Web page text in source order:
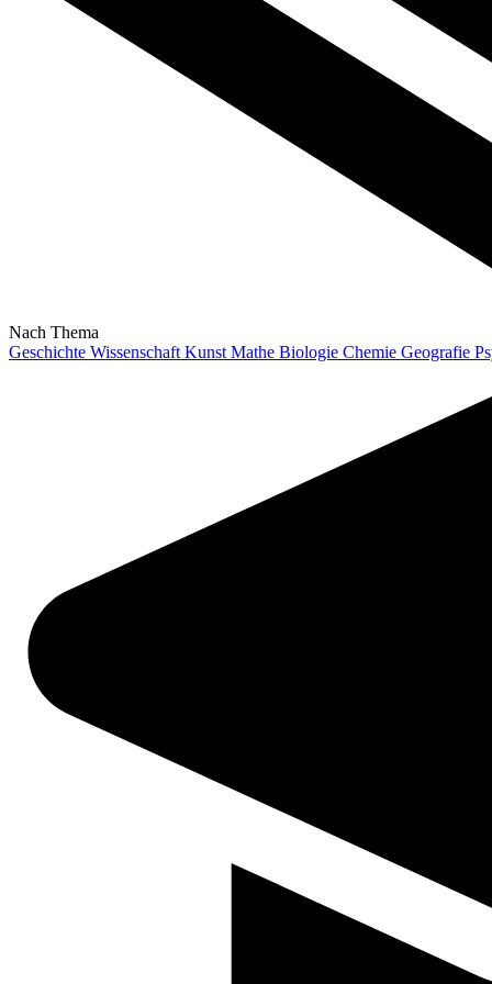
Nach Thema
Geschichte Wissenschaft Kunst Mathe Biologie Chemie Geografie